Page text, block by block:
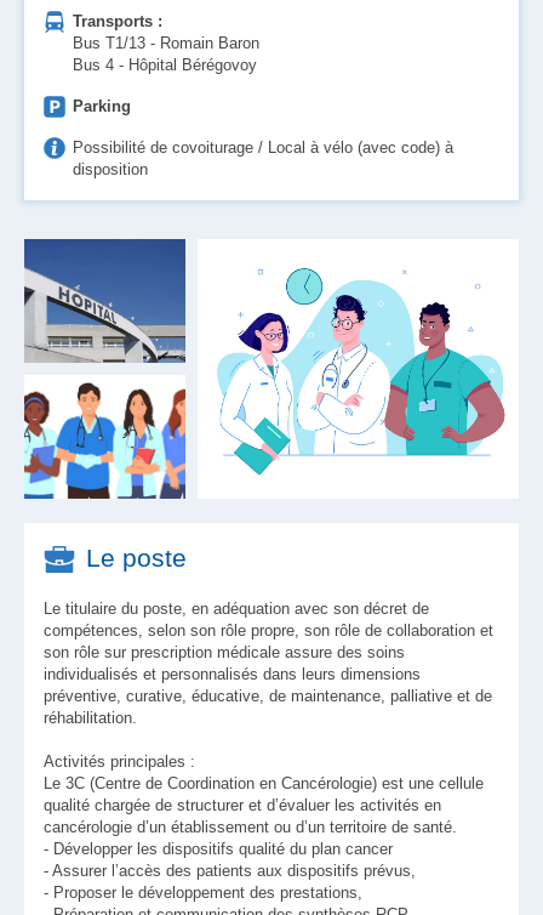
Transports :
Bus T1/13 - Romain Baron
Bus 4 - Hôpital Bérégovoy
Parking
Possibilité de covoiturage / Local à vélo (avec code) à
disposition
Le poste
Le titulaire du poste, en adéquation avec son décret de
compétences, selon son rôle propre, son rôle de collaboration et
son rôle sur prescription médicale assure des soins
individualisés et personnalisés dans leurs dimensions
préventive, curative, éducative, de maintenance, palliative et de
réhabilitation.
Activités principales :
Le 3C (Centre de Coordination en Cancérologie) est une cellule
qualité chargée de structurer et d’évaluer les activités en
cancérologie d’un établissement ou d’un territoire de santé.
- Développer les dispositifs qualité du plan cancer
- Assurer l’accès des patients aux dispositifs prévus,
- Proposer le développement des prestations,